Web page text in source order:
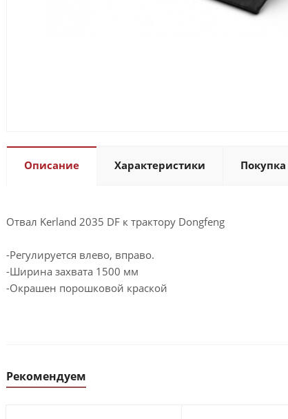
Описание Характеристики Покупка
Отвал Kerland 2035 DF к трактору Dongfeng
-Регулируется влево, вправо.
-Ширина захвата 1500 мм
-Окрашен порошковой краской
Рекомендуем